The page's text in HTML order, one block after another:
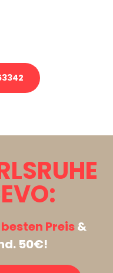
besten Preis&
50€!